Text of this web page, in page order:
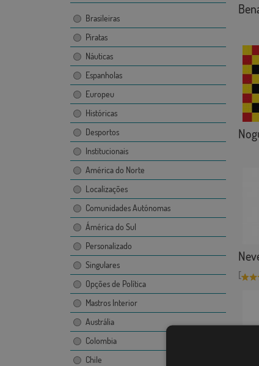
Brasileiras
Piratas
Náuticas
Espanholas
Europeu
Históricas
Desportos
Institucionais
América do Norte
Localizações
Comunidades Autónomas
Ámérica do Sul
Personalizado
Singulares
Opções de Política
Mastros Interior
Austrália
Colombia
Chile
[